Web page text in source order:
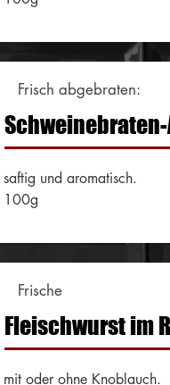
Frisch abgebraten:
saftig und aromatisch.
100g
Frische
Fleischwurst im
mit oder ohne Knoblauch.